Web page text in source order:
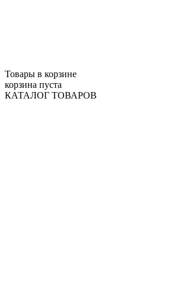
Товары в корзине
корзина пуста
КАТАЛОГ ТОВАРОВ